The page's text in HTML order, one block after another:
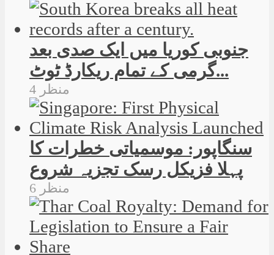
جنوبی کوریا میں ایک صدی بعد
گرمی کے تمام ریکارڈ ٹوٹ...
4 منظر
سنگاپور: موسمیاتی خطرات کا
پہلا فزیکل رسک تجزیہ شروع
6 منظر